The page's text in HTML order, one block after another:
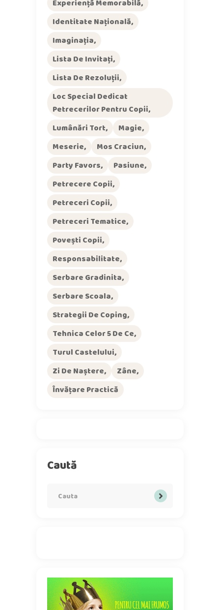
Experiență Memorabilă
Identitate Națională
Imaginația
Lista De Invitați
Lista De Rezoluții
Loc Special Dedicat
Petrecerilor Pentru Copii
Lumânări Tort
Magie
Meserie
Mos Craciun
Party Favors
Pasiune
Petrecere Copii
Petreceri Copii
Petreceri Tematice
Povești Copii
Responsabilitate
Serbare Gradinita
Serbare Scoala
Strategii De Coping
Tehnica Celor 5 De Ce
Turul Castelului
Zi De Naștere
Zâne
Învățare Practică
Caută
for: